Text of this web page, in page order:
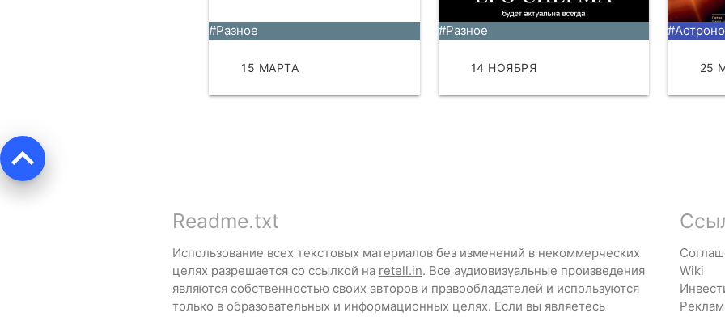
#Разное
15 МАРТА
#Разное
14 НОЯБРЯ 25
keyboard_arrow_up
Readme.txt
Использование всех текстовых материалов без изменений в некоммерческих
целях разрешается со ссылкой на retell.in. Все аудиовизуальные произведения
являются собственностью своих авторов и правообладателей и используются
только в образовательных и информационных целях. Если вы являетесь
Wiki